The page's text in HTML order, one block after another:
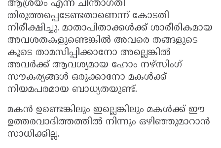
ആശ്രയം എന്ന ചിന്താഗതി
തിരുത്തപ്പെടേണ്ടതാണെന്ന് കോടതി
നിരീക്ഷിച്ചു. മാതാപിതാക്കൾക്ക് ശാരീരികമായ
അവശതകളുണ്ടെങ്കിൽ അവരെ തങ്ങളുടെ
കൂടെ താമസിപ്പിക്കാനോ അല്ലെങ്കിൽ
അവർക്ക് ആവശ്യമായ ഹോം നഴ്സിംഗ്
സൗകര്യങ്ങൾ ഒരുക്കാനോ മകൾക്ക്
നിയമപരമായ ബാധ്യതയുണ്ട്.
മകൻ ഉണ്ടെങ്കിലും ഇല്ലെങ്കിലും മകൾക്ക് ഈ
ഉത്തരവാദിത്തത്തിൽ നിന്നും ഒഴിഞ്ഞുമാറാൻ
സാധിക്കില്ല.